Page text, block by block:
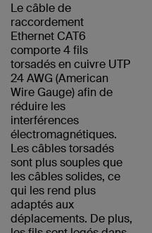
Le câble de
raccordement
Ethernet CAT6
comporte 4 fils
torsadés en cuivre UTP
24 AWG (American
Wire Gauge) afin de
réduire les
interférences
électromagnétiques.
Les câbles torsadés
sont plus souples que
les câbles solides, ce
qui les rend plus
adaptés aux
déplacements. De plus,